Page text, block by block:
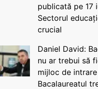
publicată pe 17
Sectorul
crucial
Daniel David:
nu ar trebui să
mijloc de
Bacalaureatul